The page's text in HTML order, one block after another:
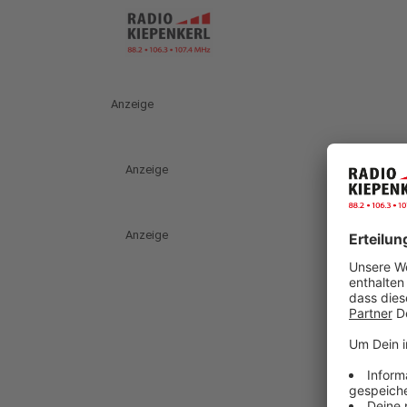
Anzeige
Anzeige
Anzeige